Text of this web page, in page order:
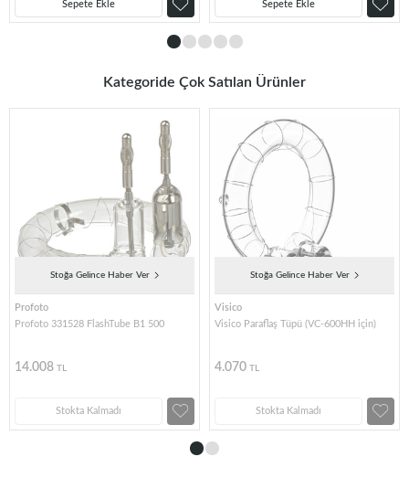
Sepete Ekle Sepete Ekle
Kategoride Çok Satılan Ürünler
Stoğa Gelince Haber Ver
Profoto
Profoto 331528 FlashTube B1 500
14.008 TL
Stokta Kalmadı
Stoğa Gelince Haber Ver
Visico
Visico Paraflaş Tüpü (VC-600HH için)
4.070 TL
Stokta Kalmadı